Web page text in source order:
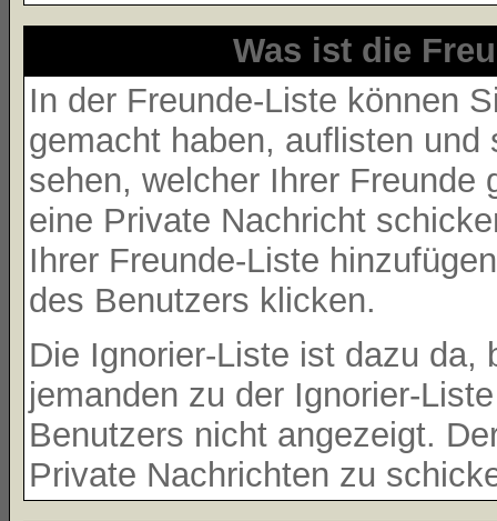
Was ist die
In der Freunde-Liste können
gemacht haben, auflisten
sehen, welcher Ihrer Freunde
eine Private Nachricht
Ihrer Freunde-Liste
des Benutzers klicken.
Die Ignorier-Liste ist dazu da,
jemanden zu der Ignorier-
Benutzers nicht angezeigt.
Private Nachrichten zu